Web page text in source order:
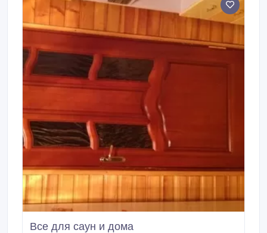
Все для саун и дома